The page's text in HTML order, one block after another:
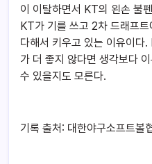
이 이탈하면서 KT의 왼손 불
KT가 기를 쓰고 2차 드래프
다해서 키우고 있는 이유이다
가 더 좋지 않다면 생각보다
수 있을지도 모른다.
기록 출처: 대한야구소프트볼